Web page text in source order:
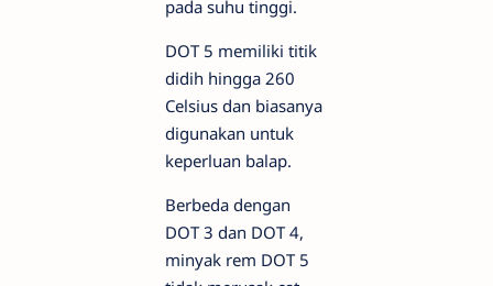
pada suhu tinggi.
DOT 5 memiliki titik
didih hingga 260
Celsius dan biasanya
digunakan untuk
keperluan balap.
Berbeda dengan
DOT 3 dan DOT 4,
minyak rem DOT 5